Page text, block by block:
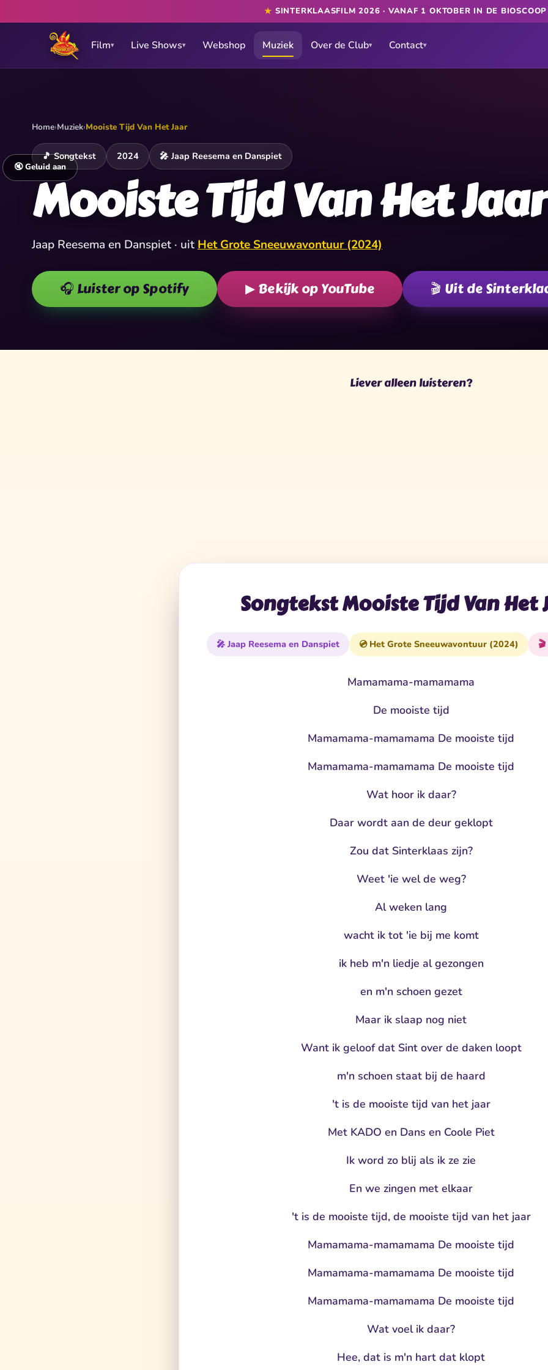
★ SINTERKLAASFILM 2026 · VANAF 1 OKTOBER IN DE
Film▾ Live Shows▾ Webshop Muziek Over de Club▾ Contact▾
★
✶
🔇 Geluid aan
Home›Muziek›Mooiste Tijd Van Het Jaar
🎵 Songtekst 2024 🎤 Jaap Reesema en Danspiet
Mooiste Tijd Van Het Jaar
Jaap Reesema en Danspiet · uit Het Grote Sneeuwavontuur (2024)
🎧 Luister op Spotify ▶ Bekijk op YouTube 🎬 Uit de
Liever alleen luisteren?
Songtekst Mooiste Tijd Van Het
🎤 Jaap Reesema en Danspiet 💿 Het Grote Sneeuwavontuur (2024)
Mamamama-mamamama
De mooiste tijd
Mamamama-mamamama De mooiste tijd
Mamamama-mamamama De mooiste tijd
Wat hoor ik daar?
Daar wordt aan de deur geklopt
Zou dat Sinterklaas zijn?
Weet 'ie wel de weg?
Al weken lang
wacht ik tot 'ie bij me komt
ik heb m'n liedje al gezongen
en m'n schoen gezet
Maar ik slaap nog niet
Want ik geloof dat Sint over de daken loopt
m'n schoen staat bij de haard
't is de mooiste tijd van het jaar
Met KADO en Dans en Coole Piet
Ik word zo blij als ik ze zie
En we zingen met elkaar
't is de mooiste tijd, de mooiste tijd van het jaar
Mamamama-mamamama De mooiste tijd
Mamamama-mamamama De mooiste tijd
Mamamama-mamamama De mooiste tijd
Wat voel ik daar?
Hee, dat is m'n hart dat klopt